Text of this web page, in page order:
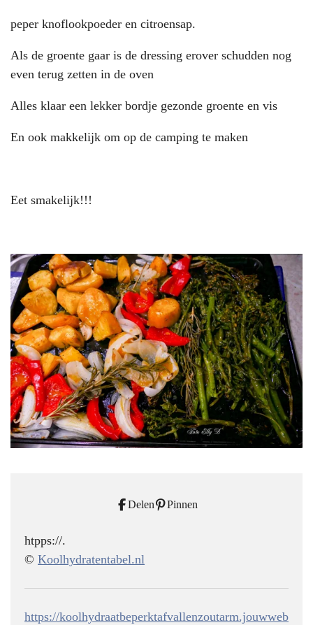
peper knoflookpoeder en citroensap.
Als de groente gaar is de dressing erover schudden nog
even terug zetten in de oven
Alles klaar een lekker bordje gezonde groente en vis
En ook makkelijk om op de camping te maken
Eet smakelijk!!!
Delen Pinnen
htpps://.
© Koolhydratentabel.nl
https://koolhydraatbeperktafvallenzoutarm.jouwweb